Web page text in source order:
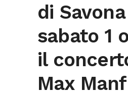
di Savona
sabato 1
il
Max